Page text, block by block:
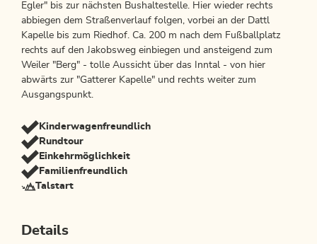
Egler" bis zur nächsten Bushaltestelle. Hier wieder rechts
abbiegen dem Straßenverlauf folgen, vorbei an der Dattl
Kapelle bis zum Riedhof. Ca. 200 m nach dem Fußballplatz
rechts auf den Jakobsweg einbiegen und ansteigend zum
Weiler "Berg" - tolle Aussicht über das Inntal - von hier
abwärts zur "Gatterer Kapelle" und rechts weiter zum
Ausgangspunkt.
Kinderwagenfreundlich
Rundtour
Einkehrmöglichkeit
Familienfreundlich
Talstart
Details